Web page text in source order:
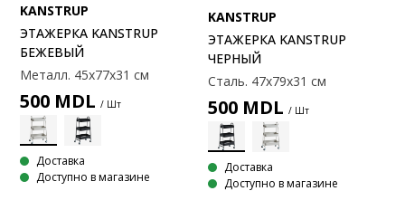
KANSTRUP
ЭТАЖЕРКА KANSTRUP
БЕЖЕВЫЙ
Металл. 45x77x31 см
500 MDL / Шт
Доставка
Доступно в магазине
KANSTRUP
ЭТАЖЕРКА KANSTRUP
ЧЕРНЫЙ
Сталь. 47x79x31 см
500 MDL / Шт
Доставка
Доступно в магазине